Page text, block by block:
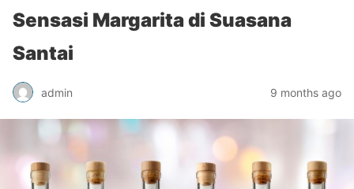
Sensasi Margarita di Suasana
Santai
admin 9 months ago